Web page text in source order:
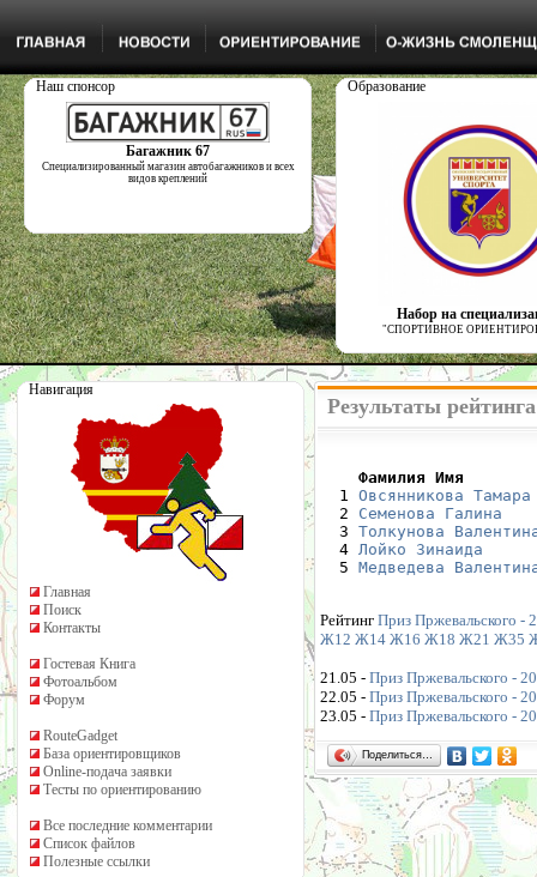
Наш спонсор
Багажник 67
Специализированный магазин автобагажников и всех
видов креплений
Образование
Набор на
"СПОРТИВНОЕ
Навигация
Главная
Поиск
Контакты
Гостевая Книга
Фотоальбом
Форум
RouteGadget
База ориентировщиков
Online-подача заявки
Тесты по ориентированию
Все последние комментарии
Список файлов
Полезные ссылки
Результаты
1 Овсянникова Тамара
  2
Семенова Галина
  3
Толкунова
  4
Лойко Зинаида
  5
Медведева
Рейтинг Приз Пржевальского -
Ж12 Ж14 Ж16 Ж18 Ж21 Ж35
21.05 - Приз Пржевальского -
22.05 - Приз Пржевальского -
23.05 - Приз Пржевальского -
Поделиться…